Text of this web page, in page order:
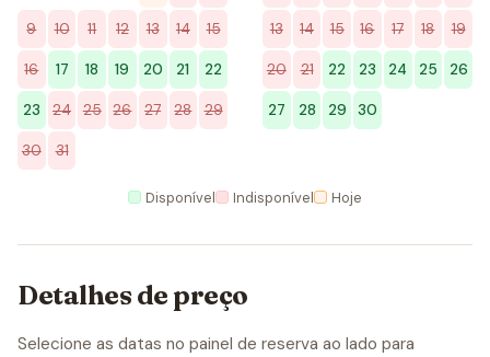
9 10 11 12 13 14 15
16 17 18 19 20 21 22
23 24 25 26 27 28 29
30 31
13 14 15 16 17 18 19
20 21 22 23 24 25 26
27 28 29 30
Disponível Indisponível Hoje
Detalhes de preço
Selecione as datas no painel de reserva ao lado para